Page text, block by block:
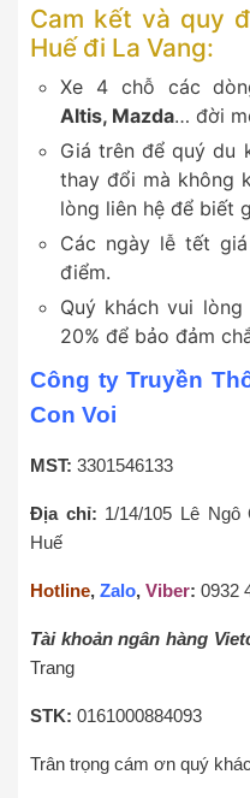
Cam kết và quy
Huế đi La Vang:
Xe 4 chỗ các
Altis, Mazda… đời
Giá trên để quý du
thay đổi mà không
lòng liên hệ để biết
Các ngày lễ tết
điểm.
Quý khách vui
20% để bảo đảm
Công ty Truyền
Con Voi
MST: 3301546133
Địa chỉ: 1/14/105 Lê
Huế
Hotline, Zalo, Viber: 0932
Tài khoản ngân hàng
Trang
STK: 0161000884093
Trân trọng cám ơn quý